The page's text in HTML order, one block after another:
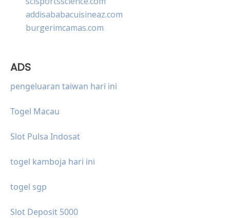
addisababacuisineaz.com
burgerimcamas.com
ADS
pengeluaran taiwan hari ini
Togel Macau
Slot Pulsa Indosat
togel kamboja hari ini
togel sgp
Slot Deposit 5000